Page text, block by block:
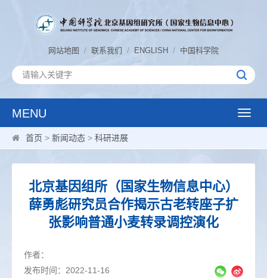
网站地图 / 联系我们 / ENGLISH / 中国科学院
MENU
Toggle
首页 > 新闻动态 > 科研进展
北京基因组所（国家生物信息中心）
薛勇彪研究员合作揭示古老转座子扩
张影响普通小麦转录调控演化
作者：
发布时间：2022-11-16